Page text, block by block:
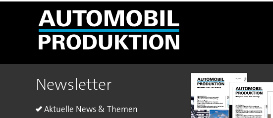
Newsletter
Aktuelle News & Themen